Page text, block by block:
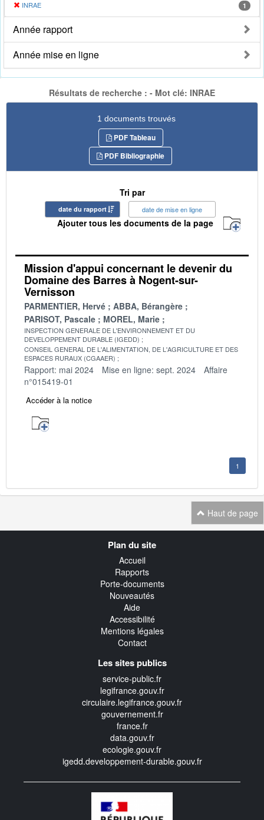
INRAE 1
Année rapport
Année mise en ligne
Résultats de recherche : - Mot clé: INRAE
1 documents trouvés
PDF Tableau
PDF Bibliographie
Tri par
date du rapport date de mise en ligne
Ajouter tous les documents de la page
Mission d'appui concernant le devenir du
Domaine des Barres à Nogent-sur-
Vernisson
PARMENTIER, Hervé
ABBA, Bérangère
PARISOT, Pascale
MOREL, Marie
INSPECTION GENERALE DE L'ENVIRONNEMENT ET DU
DEVELOPPEMENT DURABLE (IGEDD)
CONSEIL GENERAL DE L'ALIMENTATION, DE L'AGRICULTURE ET DES
ESPACES RURAUX (CGAAER)
Rapport: mai 2024 Mise en ligne: sept. 2024
Affaire
n°015419-01
Accéder à la notice
1
Haut de page
Plan du site
Accueil
Rapports
Porte-documents
Nouveautés
Aide
Accessibilité
Mentions légales
Contact
Les sites publics
service-public.fr
legifrance.gouv.fr
circulaire.legifrance.gouv.fr
gouvernement.fr
france.fr
data.gouv.fr
ecologie.gouv.fr
igedd.developpement-durable.gouv.fr